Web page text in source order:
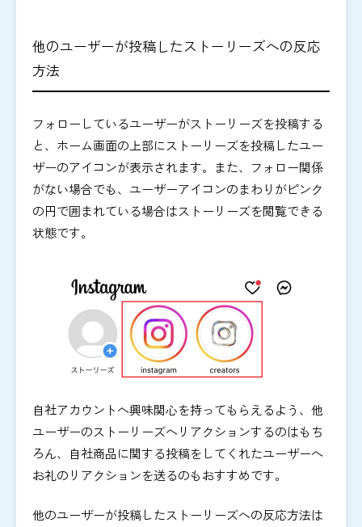
他のユーザーが投稿したストーリーズへの反応
方法
フォローしているユーザーがストーリーズを投稿する
と、ホーム画面の上部にストーリーズを投稿したユー
ザーのアイコンが表示されます。また、フォロー関係
がない場合でも、ユーザーアイコンのまわりがピンク
の円で囲まれている場合はストーリーズを閲覧できる
状態です。
自社アカウントへ興味関心を持ってもらえるよう、他
ユーザーのストーリーズへリアクションするのはもち
ろん、自社商品に関する投稿をしてくれたユーザーへ
お礼のリアクションを送るのもおすすめです。
他のユーザーが投稿したストーリーズへの反応方法は